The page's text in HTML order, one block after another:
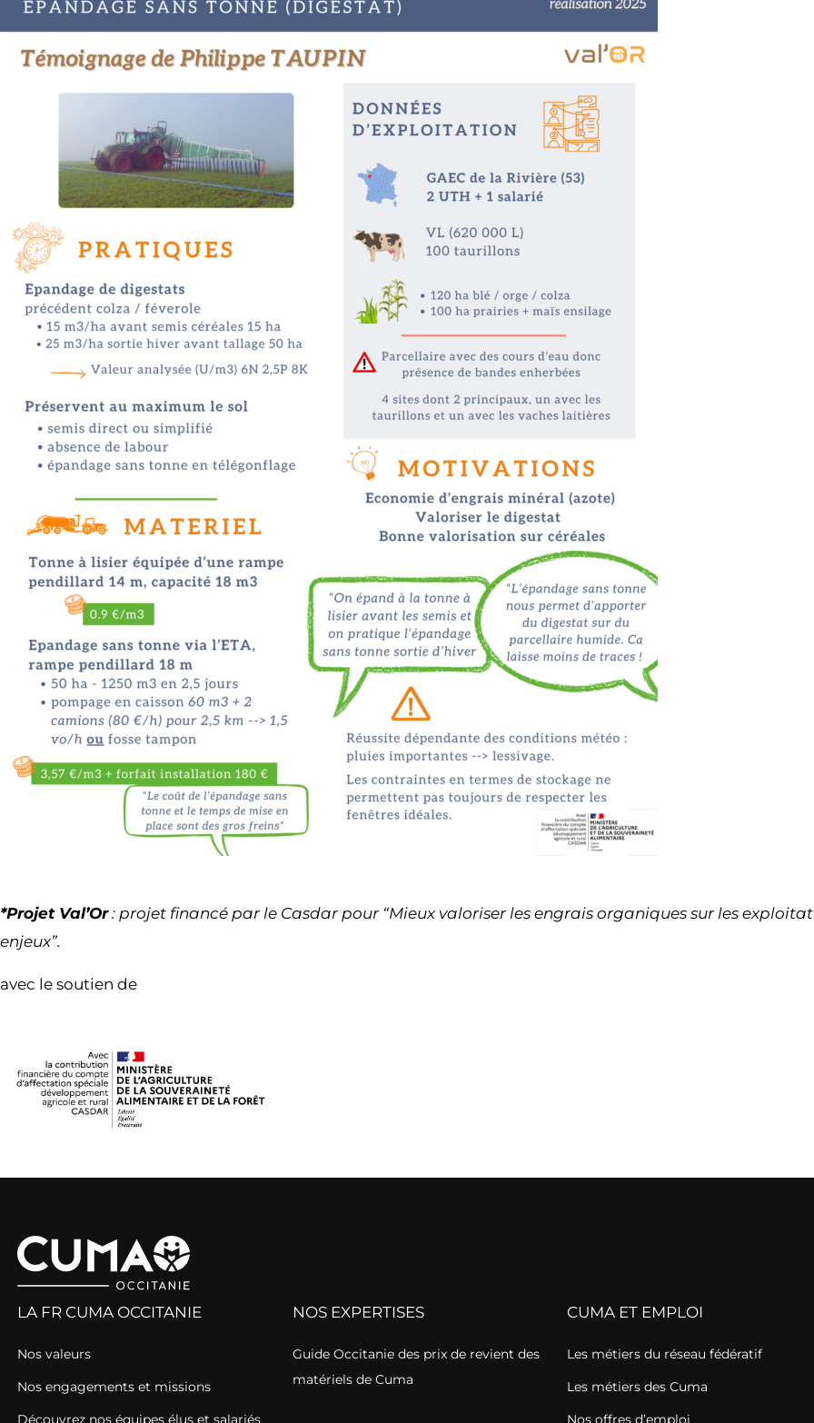
*Projet Val’Or: projet financé par le Casdar pour “Mieux valoriser les engrais organiques sur les
enjeux”.
avec le soutien de
LA FR CUMA OCCITANIE
Nos valeurs
Nos engagements et missions
NOS EXPERTISES
Guide Occitanie des prix de revient des
matériels de Cuma
CUMA ET EMPLOI
Les métiers du réseau fédératif
Les métiers des Cuma